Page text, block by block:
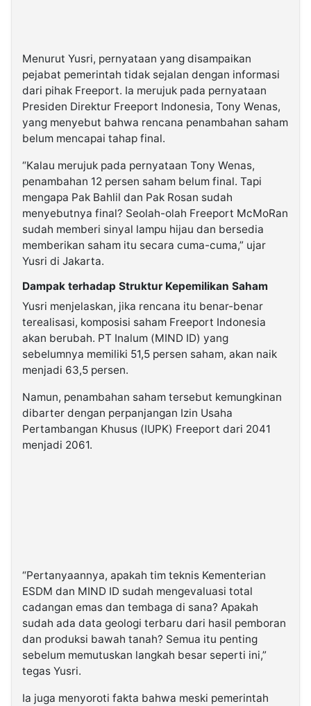
Menurut Yusri, pernyataan yang disampaikan
pejabat pemerintah tidak sejalan dengan informasi
dari pihak Freeport. Ia merujuk pada pernyataan
Presiden Direktur Freeport Indonesia, Tony Wenas,
yang menyebut bahwa rencana penambahan saham
belum mencapai tahap final.
“Kalau merujuk pada pernyataan Tony Wenas,
penambahan 12 persen saham belum final. Tapi
mengapa Pak Bahlil dan Pak Rosan sudah
menyebutnya final? Seolah-olah Freeport McMoRan
sudah memberi sinyal lampu hijau dan bersedia
memberikan saham itu secara cuma-cuma,” ujar
Yusri di Jakarta.
Dampak terhadap Struktur Kepemilikan Saham
Yusri menjelaskan, jika rencana itu benar-benar
terealisasi, komposisi saham Freeport Indonesia
akan berubah. PT Inalum (MIND ID) yang
sebelumnya memiliki 51,5 persen saham, akan naik
menjadi 63,5 persen.
Namun, penambahan saham tersebut kemungkinan
dibarter dengan perpanjangan Izin Usaha
Pertambangan Khusus (IUPK) Freeport dari 2041
menjadi 2061.
“Pertanyaannya, apakah tim teknis Kementerian
ESDM dan MIND ID sudah mengevaluasi total
cadangan emas dan tembaga di sana? Apakah
sudah ada data geologi terbaru dari hasil pemboran
dan produksi bawah tanah? Semua itu penting
sebelum memutuskan langkah besar seperti ini,”
tegas Yusri.
Ia juga menyoroti fakta bahwa meski pemerintah